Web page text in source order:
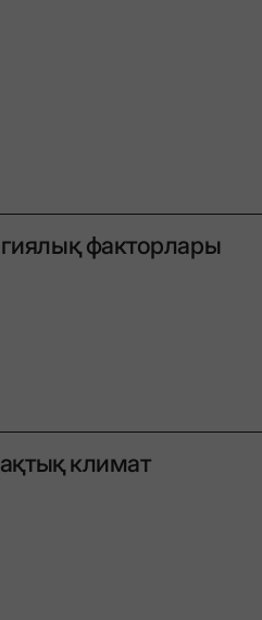
факторлары
климат